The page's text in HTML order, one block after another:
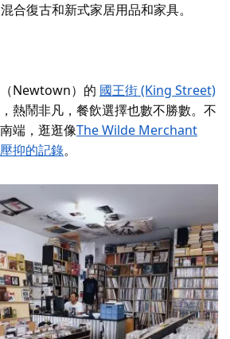
合復古和新式家居用品和家具。
Newtown）的 國王街 (King Street)
熱鬧非凡，餐飲選擇也數不勝數。不
端，逛逛像The Wilde Merchant
壓抑的記錄。